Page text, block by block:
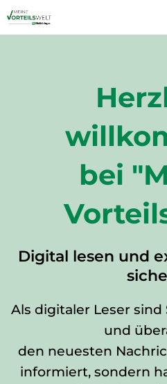
bei
Digital lesen und
Als digitaler Leser
und
den neuesten
informiert, sondern